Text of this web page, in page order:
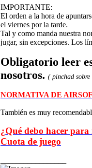
IMPORTANTE:
El orden a la hora de
el viernes por la tarde.
Tal y como manda nuestra
jugar, sin excepciones. Los
Obligatorio leer
nosotros. ( pinchad sobre
NORMATIVA DE
También es muy
¿Qué debo hacer
Cuota de juego